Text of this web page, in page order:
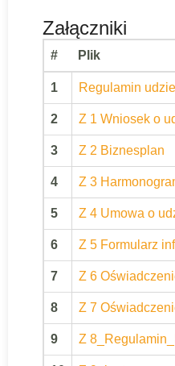
Załączniki
# Plik
1 Regulamin
2 Z 1 Wniosek o
3 Z 2 Biznesplan
4 Z 3
5 Z 4 Umowa o
6 Z 5 Formularz
7 Z 6
8 Z 7
9 Z